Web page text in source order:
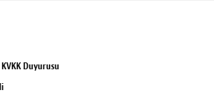
Duyurusu